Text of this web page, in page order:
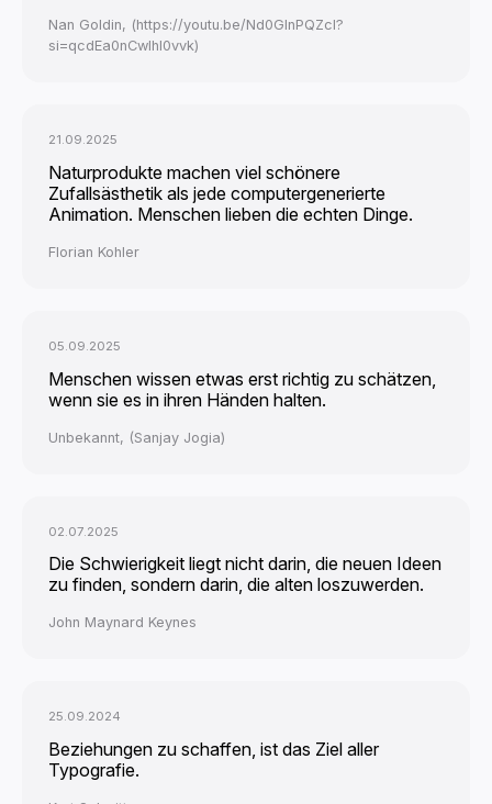
Nan Goldin, (https://youtu.be/Nd0GlnPQZcI?
si=qcdEa0nCwlhI0vvk)
21.09.2025
Naturprodukte machen viel schönere
Zufallsästhetik als jede computergenerierte
Animation. Menschen lieben die echten Dinge.
Florian Kohler
05.09.2025
Menschen wissen etwas erst richtig zu schätzen,
wenn sie es in ihren Händen halten.
Unbekannt, (Sanjay Jogia)
02.07.2025
Die Schwierigkeit liegt nicht darin, die neuen Ideen
zu finden, sondern darin, die alten loszuwerden.
John Maynard Keynes
25.09.2024
Beziehungen zu schaffen, ist das Ziel aller
Typografie.